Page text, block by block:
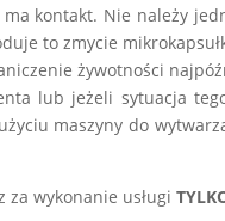
ma kontakt. Nie należy
to zmycie
żywotności
lub jeżeli sytuacja
maszyny do
za wykonanie usługi